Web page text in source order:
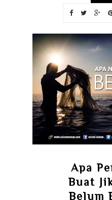
Apa
Buat
Belum